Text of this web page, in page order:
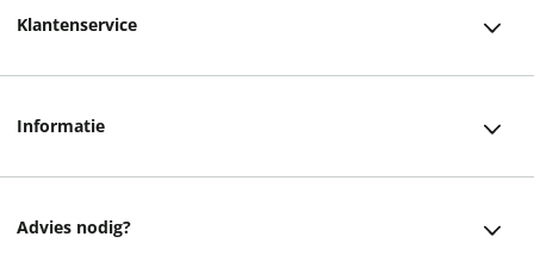
Klantenservice
Informatie
Advies nodig?